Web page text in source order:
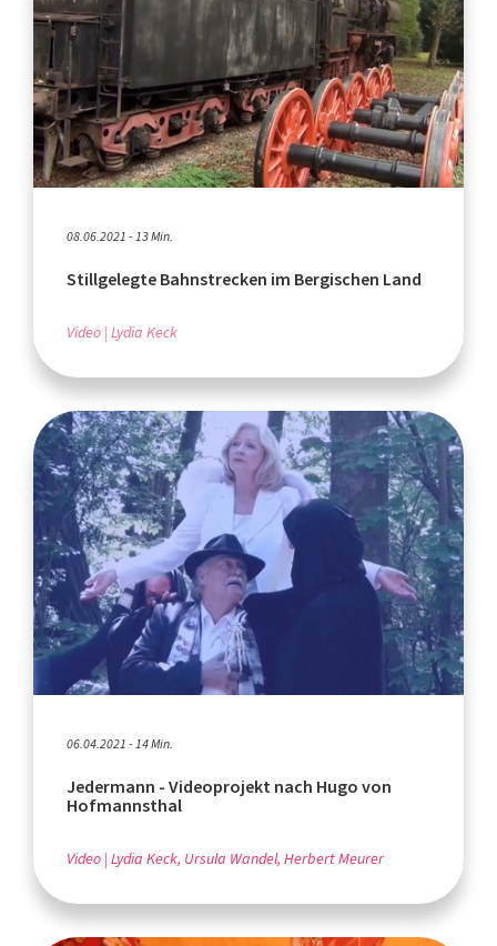
08.06.2021 - 13 Min.
Stillgelegte Bahnstrecken im Bergischen Land
Video Lydia Keck
06.04.2021 - 14 Min.
Jedermann - Videoprojekt nach Hugo von
Hofmannsthal
Video Lydia Keck, Ursula Wandel, Herbert Meurer